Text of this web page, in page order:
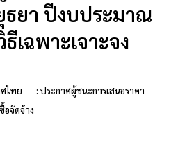
ธยา ปีงบประมาณ
เฉพาะเจาะจง
ไทย
: ประกาศผู้ชนะการเสนอราคา
อจัดจ้าง